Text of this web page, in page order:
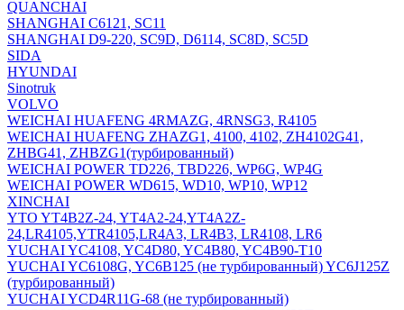
QUANCHAI
SHANGHAI C6121, SC11
SHANGHAI D9-220, SC9D, D6114, SC8D, SC5D
SIDA
HYUNDAI
Sinotruk
VOLVO
WEICHAI HUAFENG 4RMAZG, 4RNSG3, R4105
WEICHAI HUAFENG ZHAZG1, 4100, 4102, ZH4102G41,
ZHBG41, ZHBZG1(турбированный)
WEICHAI POWER TD226, TBD226, WP6G, WP4G
WEICHAI POWER WD615, WD10, WP10, WP12
XINCHAI
YTO YT4B2Z-24, YT4A2-24,YT4A2Z-
24,LR4105,YTR4105,LR4A3, LR4B3, LR4108, LR6
YUCHAI YC4108, YC4D80, YC4B80, YC4B90-T10
YUCHAI YC6108G, YC6B125 (не турбированный) YC6J125Z
(турбированный)
YUCHAI YCD4R11G-68 (не турбированный)